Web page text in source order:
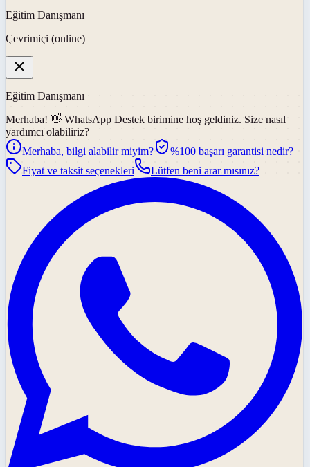
Eğitim Danışmanı
Çevrimiçi (online)
Eğitim Danışmanı
Merhaba! 👋 WhatsApp Destek birimine hoş geldiniz. Size nasıl
yardımcı olabiliriz?
Merhaba, bilgi alabilir miyim?
%100 başarı garantisi nedir?
Fiyat ve taksit seçenekleri
Lütfen beni arar mısınız?